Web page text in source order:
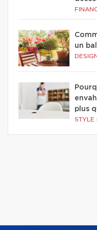
un
plus
STYLE